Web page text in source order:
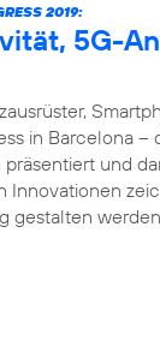
2019:
5G-
in Barcelona
und
Innovationen
gestalten